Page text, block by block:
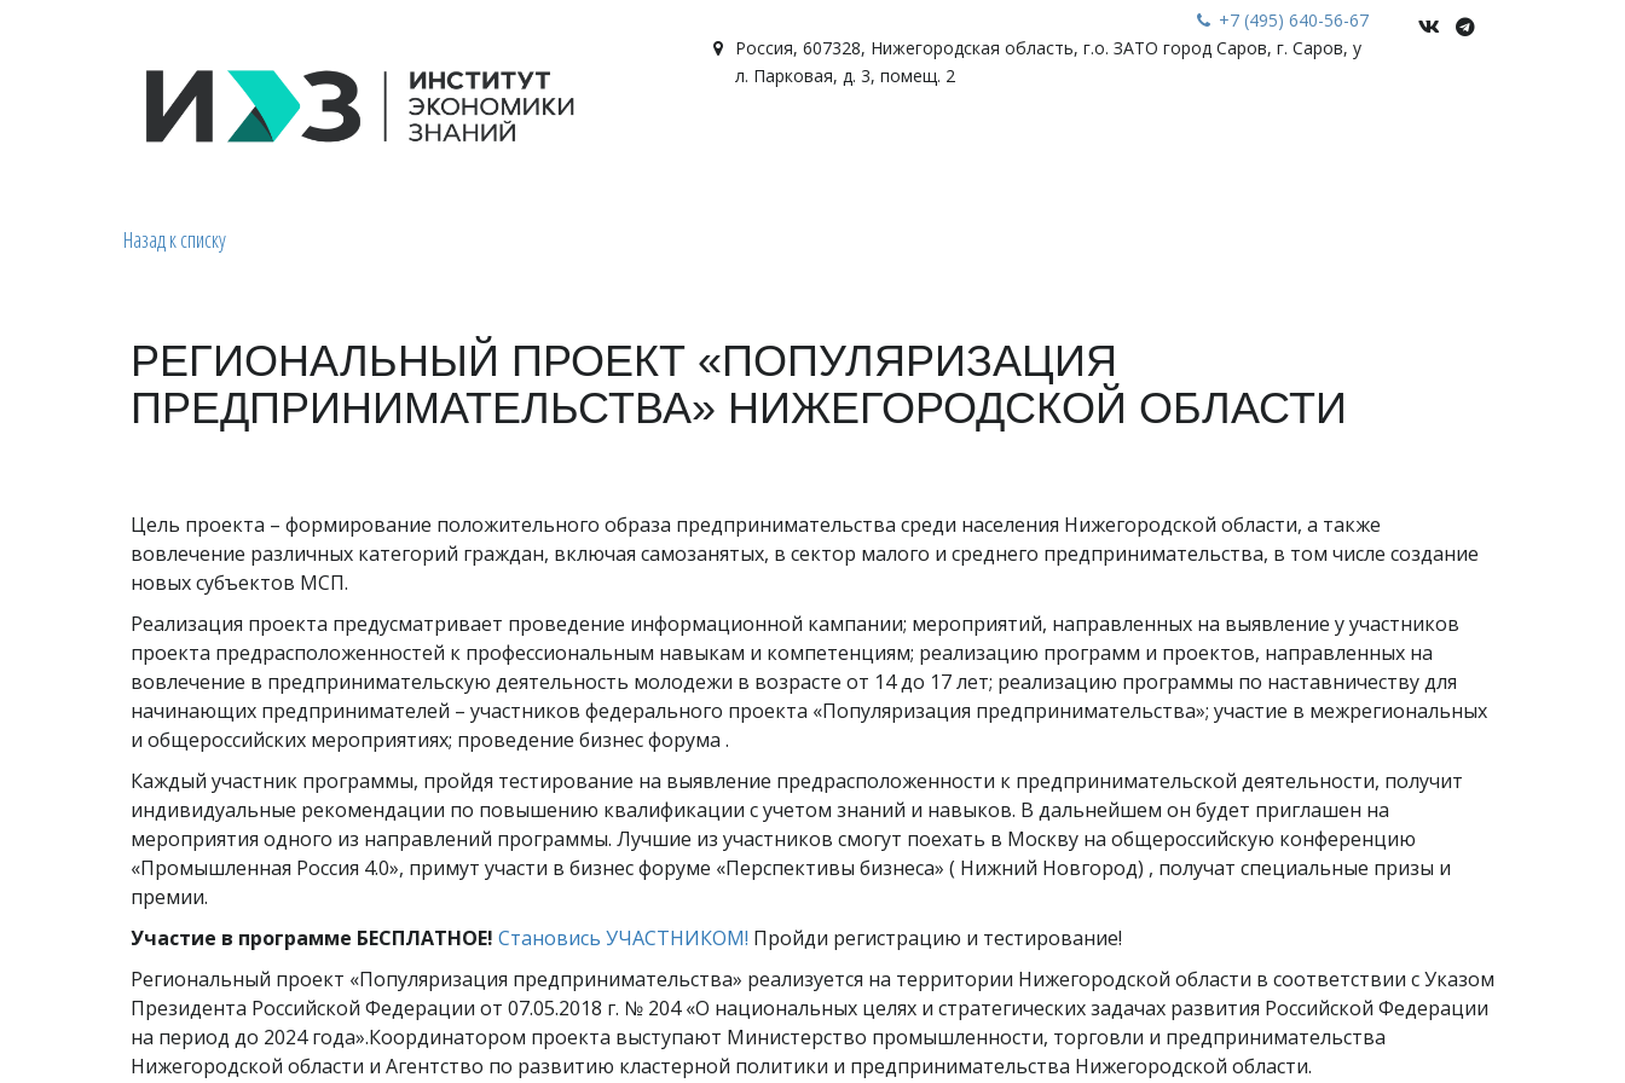
+7 (495) 640-56-67
Россия, 607328, Нижегородская область, г.о. ЗАТО город Саров, г. Саров, у
л. Парковая, д. 3, помещ. 2
Назад к списку
РЕГИОНАЛЬНЫЙ ПРОЕКТ «ПОПУЛЯРИЗАЦИЯ
ПРЕДПРИНИМАТЕЛЬСТВА» НИЖЕГОРОДСКОЙ ОБЛАСТИ
Цель проекта – формирование положительного образа предпринимательства среди населения Нижегородской области, а также
вовлечение различных категорий граждан, включая самозанятых, в сектор малого и среднего предпринимательства, в том числе создание
новых субъектов МСП.
Реализация проекта предусматривает проведение информационной кампании; мероприятий, направленных на выявление у участников
проекта предрасположенностей к профессиональным навыкам и компетенциям; реализацию программ и проектов, направленных на
вовлечение в предпринимательскую деятельность молодежи в возрасте от 14 до 17 лет; реализацию программы по наставничеству для
начинающих предпринимателей – участников федерального проекта «Популяризация предпринимательства»; участие в межрегиональных
и общероссийских мероприятиях; проведение бизнес форума .
Каждый участник программы, пройдя тестирование на выявление предрасположенности к предпринимательской деятельности, получит
индивидуальные рекомендации по повышению квалификации с учетом знаний и навыков. В дальнейшем он будет приглашен на
мероприятия одного из направлений программы. Лучшие из участников смогут поехать в Москву на общероссийскую конференцию
«Промышленная Россия 4.0», примут участи в бизнес форуме «Перспективы бизнеса» ( Нижний Новгород) , получат специальные призы и
премии.
Участие в программе БЕСПЛАТНОЕ! Становись УЧАСТНИКОМ! Пройди регистрацию и тестирование!
Региональный проект «Популяризация предпринимательства» реализуется на территории Нижегородской области в соответствии с Указом
Президента Российской Федерации от 07.05.2018 г. № 204 «О национальных целях и стратегических задачах развития Российской Федерации
на период до 2024 года».Координатором проекта выступают Министерство промышленности, торговли и предпринимательства
Нижегородской области и Агентство по развитию кластерной политики и предпринимательства Нижегородской области.